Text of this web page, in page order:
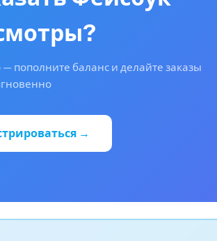
пополните баланс и делайте заказы
→